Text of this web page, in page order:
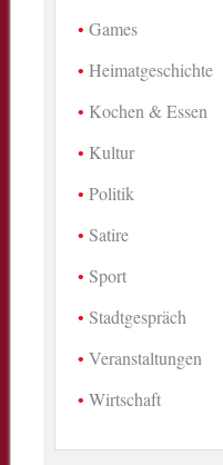
Games
Heimatgeschichte
Kochen & Essen
Kultur
Politik
Satire
Sport
Stadtgespräch
Veranstaltungen
Wirtschaft